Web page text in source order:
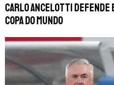
Carlo Ancelotti defende
Copa do Mundo